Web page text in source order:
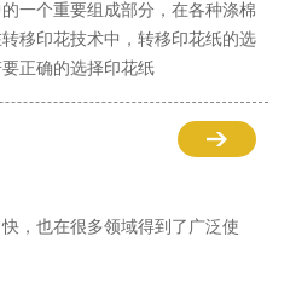
一个重要组成部分，在各种涤棉
移印花技术中，转移印花纸的选
正确的选择印花纸
，也在很多领域得到了广泛使